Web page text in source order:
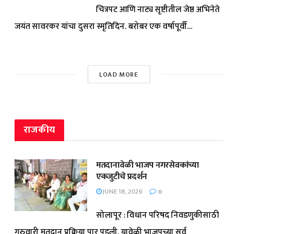
चित्रपट आणि नाट्य सृष्टीतील जेष्ठ अभिनेते
जयंत सावरकर यांचा दुसरा स्मृतिदिन. बरोबर एक वर्षापूर्वी...
LOAD MORE
राजकीय
मतदानावेळी भाजप नगरसेवकांच्या
एकजुटीचे प्रदर्शन
JUNE 18, 2026 0
सोलापूर : विधान परिषद निवडणुकीसाठी